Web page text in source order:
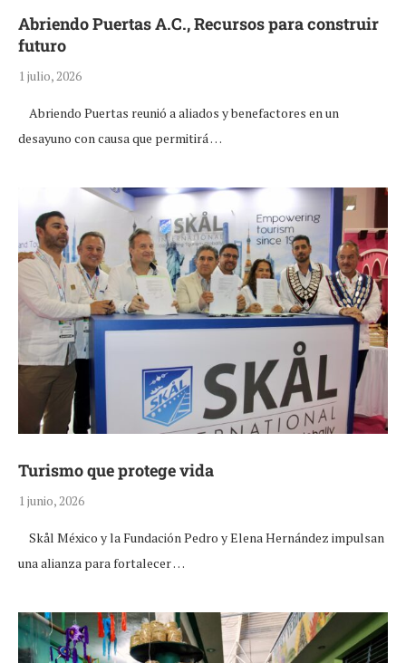
Abriendo Puertas A.C., Recursos para construir
futuro
1 julio, 2026
Abriendo Puertas reunió a aliados y benefactores en un
desayuno con causa que permitirá …
Turismo que protege vida
1 junio, 2026
Skål México y la Fundación Pedro y Elena Hernández impulsan
una alianza para fortalecer …